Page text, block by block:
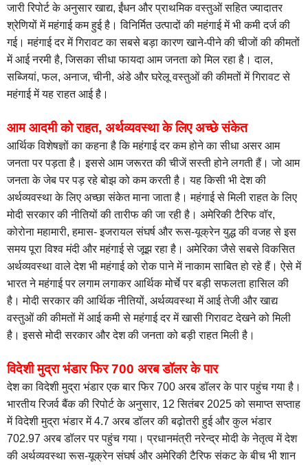
जारी रिपोर्ट के अनुसार खाद्य, ईंधन और प्राथमिक वस्तुओं सहित ज्यादातर
श्रेणियों में महंगाई कम हुई है। विनिर्मित उत्पादों की महंगाई में भी कमी दर्ज की
गई। महंगाई दर में गिरावट का सबसे बड़ा कारण खाने-पीने की चीजों की कीमतों
में आई नरमी है, जिसका सीधा फायदा आम जनता को मिल रहा है। दाल,
सब्जियां, फल, अनाज, चीनी, अंडे और घरेलू वस्तुओं की कीमतों में गिरावट से
महंगाई में यह राहत आई है।
आम आदमी को राहत, अर्थव्यवस्था के लिए अच्छे संकेत
आर्थिक विशेषज्ञों का कहना है कि महंगाई दर कम होने का सीधा असर आम
जनता पर पड़ता है। इससे आम जरूरत की चीजें सस्ती होने लगती हैं। जो आम
जनता के जेब पर पड़ रहे बोझ को कम करती है। यह किसी भी देश की
अर्थव्यवस्था के लिए अच्छा संकेत माना जाता है। महंगाई से मिली राहत के लिए
मोदी सरकार की नीतियों की तारीफ की जा रही है। अमेरिकी टैरिफ वॉर,
कोरोना महामारी, हमास- इजरायल संघर्ष और रूस-यूक्रेन युद्ध की वजह से इस
समय पूरा विश्व मंदी और महंगाई से जूझ रहा है। अमेरिका जैसे सबसे विकसित
अर्थव्यवस्था वाले देश भी महंगाई को रोक पाने में नाकाम साबित हो रहे हैं। ऐसे में
भारत ने महंगाई पर लगाम लगाकर आर्थिक मोर्चे पर बड़ी सफलता हासिल की
है। मोदी सरकार की आर्थिक नीतियों, अर्थव्यवस्था में आई तेजी और खाद्य
वस्तुओं की कीमतों में आई कमी से महंगाई दर में खासी गिरावट देखने को मिली
है। इससे मोदी सरकार और देश की जनता को बड़ी राहत मिली है।
विदेशी मुद्रा भंडार फिर 700 अरब डॉलर के पार
देश का विदेशी मुद्रा भंडार एक बार फिर 700 अरब डॉलर के पार पहुंच गया है।
भारतीय रिजर्व बैंक की रिपोर्ट के अनुसार, 12 सितंबर 2025 को समाप्त सप्ताह
में विदेशी मुद्रा भंडार में 4.7 अरब डॉलर की बढ़ोतरी हुई और कुल भंडार
702.97 अरब डॉलर पर पहुंच गया। प्रधानमंत्री नरेन्द्र मोदी के नेतृत्व में देश
की अर्थव्यवस्था रूस-यूक्रेन संघर्ष और अमेरिकी टैरिफ संकट के बीच भी शान